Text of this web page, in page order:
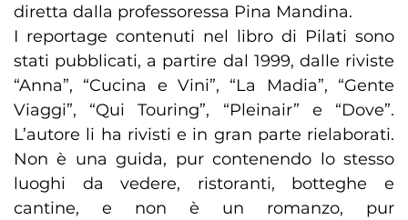
diretta dalla professoressa Pina Mandina.
I reportage contenuti nel libro di Pilati sono
stati pubblicati, a partire dal 1999, dalle riviste
“Anna”, “Cucina e Vini”, “La Madia”, “Gente
Viaggi”, “Qui Touring”, “Pleinair” e “Dove”.
L’autore li ha rivisti e in gran parte rielaborati.
Non è una guida, pur contenendo lo stesso
luoghi da vedere, ristoranti, botteghe e
cantine, e non è un romanzo, pur